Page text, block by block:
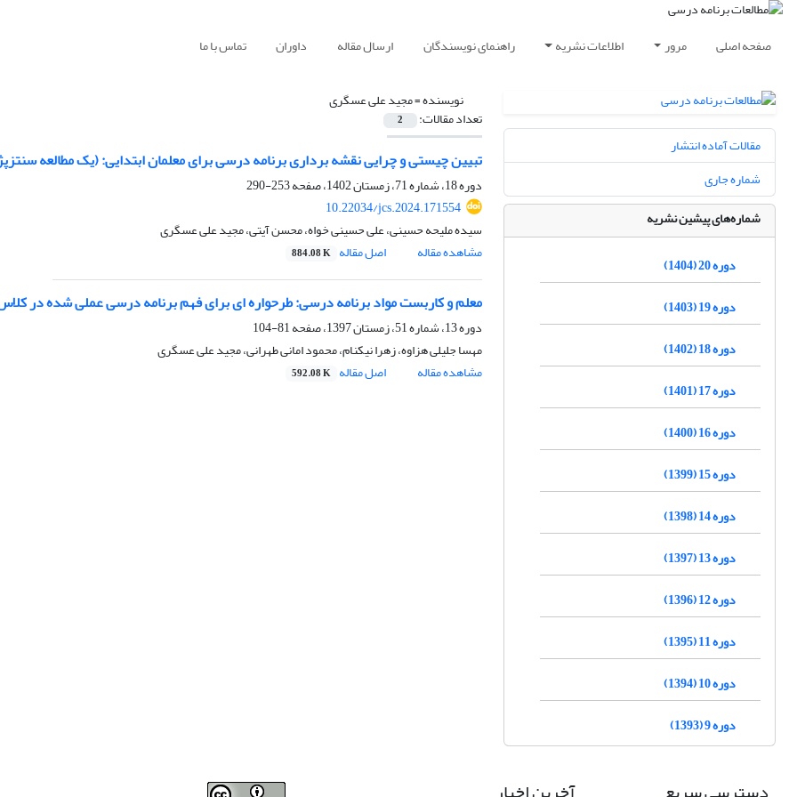
صفحه اصلی مرور اطلاعات نشریه راهنمای نویسندگان ارسال مقاله داوران تماس با ما
نویسنده =مجید علی عسگری
تعداد مقالات: 2
تبیین چیستی و چرایی نقشه برداری برنامه درسی برای معلمان ابتدایی: (یک مطالعه
دوره 18، شماره 71، زمستان 1402، صفحه
253-290
10.22034/jcs.2024.171554
سیده ملیحه حسینی، علی حسینی خواه، محسن آیتی، مجید علی عسگری
مشاهده مقاله
اصل مقاله 884.08 K
معلم و کاربست مواد برنامه درسی: طرحواره ای برای فهم برنامه درسی عملی شده در
دوره 13، شماره 51، زمستان 1397، صفحه
81-104
مهسا جلیلی هزاوه، زهرا نیکنام، محمود امانی طهرانی، مجید علی عسگری
مشاهده مقاله
اصل مقاله 592.08 K
مقالات آماده انتشار
شماره جاری
شماره‌های پیشین نشریه
دوره 20 (1404)
دوره 19 (1403)
دوره 18 (1402)
دوره 17 (1401)
دوره 16 (1400)
دوره 15 (1399)
دوره 14 (1398)
دوره 13 (1397)
دوره 12 (1396)
دوره 11 (1395)
دوره 10 (1394)
دوره 9 (1393)